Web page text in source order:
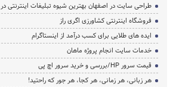
طراحی سایت در اصفهان بهترین شیوه تبلیغات اینترنتی
فروشگاه اینترنتی کشاورزی اگری راز
ایده های طلایی برای کسب درآمد از اینستاگرام
خدمات سایت انجام پروژه ماهان
قیمت سرور HP/بررسی و خرید سرور اچ پی
هر زبانی، هر زمانی، هر کجا، هر جور که راحتید!